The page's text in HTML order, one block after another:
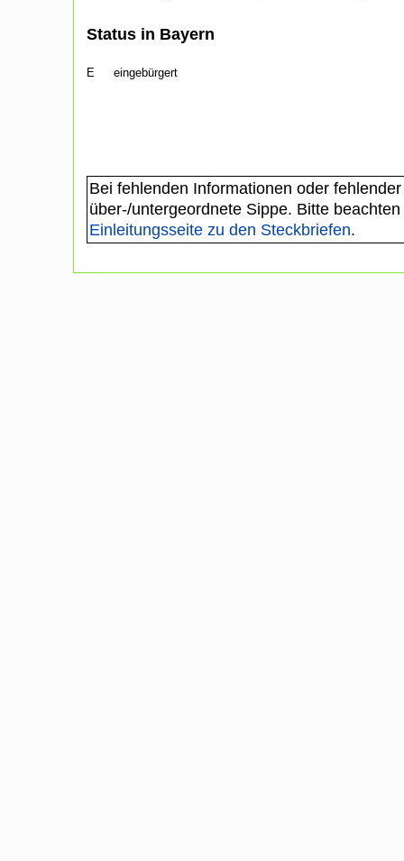
Status in Bayern
E eingebürgert
Bei fehlenden Informationen oder
über-/untergeordnete Sippe. Bitte
Einleitungsseite zu den Steckbriefen.